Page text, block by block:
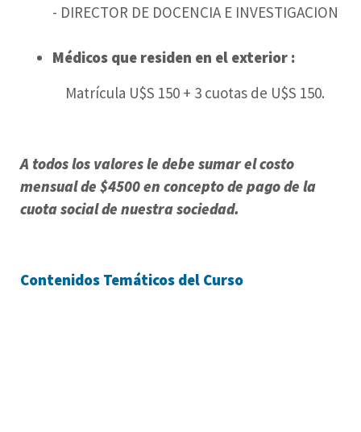
- DIRECTOR DE DOCENCIA E INVESTIGACION
Médicos que residen en el exterior :
Matrícula U$S 150 + 3 cuotas de U$S 150.
A todos los valores le debe sumar el costo
mensual de $4500 en concepto de pago de la
cuota social de nuestra sociedad.
Contenidos Temáticos del Curso